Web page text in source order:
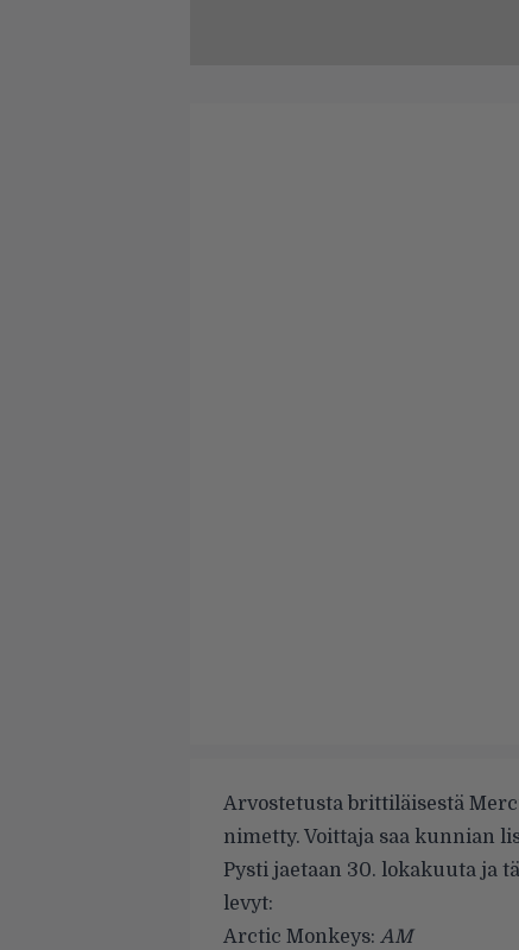
Arvostetusta brittiläisestä
nimetty. Voittaja saa kunnian
Pysti jaetaan 30. lokakuuta ja
levyt:
Arctic Monkeys: AM